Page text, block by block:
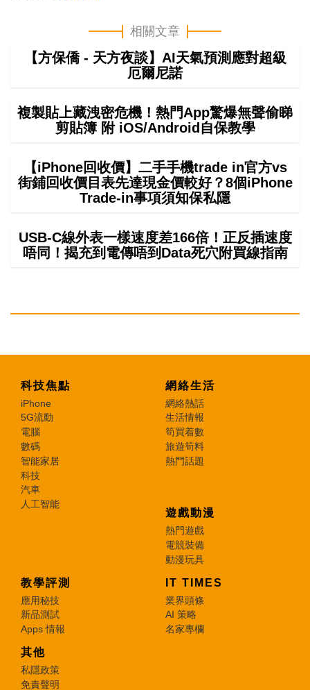
相關文章
【方保僑 - 天方夜談】AI天氣預測應對超級
厄爾尼諾
複製貼上藏洩密危機！熱門App驚爆無聲偷睇
剪貼簿 附 iOS/Android自保教學
【iPhone回收價】二手手機trade in官方vs
街鋪回收價目表先達現金價較好？8個iPhone
Trade-in事項須知保私隱
USB-C線外表一樣速度差166倍！正反插速度
唔同！揭充到電傳唔到Data死穴附買線指南
科技焦點
iPhone
5G流動
電腦
數碼
智能家居
科技
汽車
人工智能
網絡生活
網絡熱話
生活情報
筍買着數
旅遊筍料
熱門話題
遊戲動漫
熱門遊戲
電競裝備
動漫玩具
教學評測
應用秘技
新品測試
Apps 情報
IT TIMES
業界頭條
AI 策略
名家專欄
其他
私隱政策
免責聲明